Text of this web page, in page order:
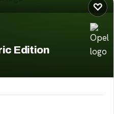
♡
Edition